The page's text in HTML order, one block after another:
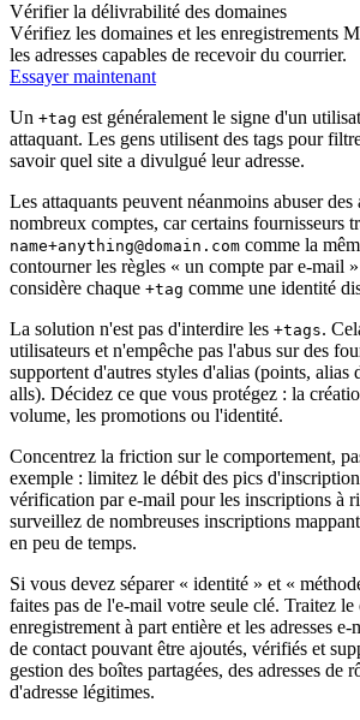
Vérifier la délivrabilité des domaines
Vérifiez les domaines et les enregistrements
les adresses capables de recevoir du courrier.
Essayer maintenant
Un +tag est généralement le signe d'un
attaquant. Les gens utilisent des tags pour
savoir quel site a divulgué leur adresse.
Les attaquants peuvent néanmoins abuser
nombreux comptes, car certains fournisseurs
name+anything@domain.com comme la
contourner les règles « un compte par e-mail
considère chaque +tag comme une identité
La solution n'est pas d'interdire les +tags.
utilisateurs et n'empêche pas l'abus sur des
supportent d'autres styles d'alias (points, alias
alls). Décidez ce que vous protégez : la
volume, les promotions ou l'identité.
Concentrez la friction sur le comportement,
exemple : limitez le débit des pics
vérification par e-mail pour les inscriptions à
surveillez de nombreuses inscriptions
en peu de temps.
Si vous devez séparer « identité » et «
faites pas de l'e-mail votre seule clé. Traitez
enregistrement à part entière et les adresses
de contact pouvant être ajoutés, vérifiés et
gestion des boîtes partagées, des adresses de
d'adresse légitimes.